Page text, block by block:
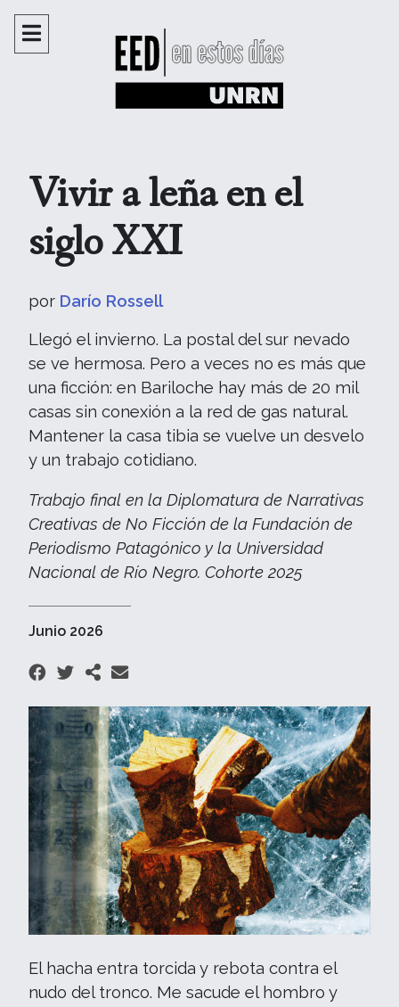
Vivir a leña en el
siglo XXI
por Darío Rossell
Llegó el invierno. La postal del sur nevado
se ve hermosa. Pero a veces no es más que
una ficción: en Bariloche hay más de 20 mil
casas sin conexión a la red de gas natural.
Mantener la casa tibia se vuelve un desvelo
y un trabajo cotidiano.
Trabajo final en la Diplomatura de Narrativas
Creativas de No Ficción de la Fundación de
Periodismo Patagónico y la Universidad
Nacional de Río Negro. Cohorte 2025
Junio 2026
El hacha entra torcida y rebota contra el
nudo del tronco. Me sacude el hombro y